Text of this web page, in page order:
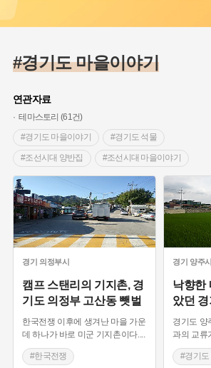
#인천 #외성 #허준 #농업
#황해도
#조선역사 #대한애국부인회
#왕건 #전라남도 지명유래 #목민관
#온라인 생활사박물관 #강동구 #제주도설화
#여성독립운동가 #조선시대 문신 #3.1운동
#김마리아 #여성 독립운동가 #28독립선언
#문화유산 #노원구 #마을 #전설
#경기도설화 #강서구 #공예품 #원호
#지명유래 #대한민국임시정부
#용인의 전설 #끈기 #산성 #동화
#의병활동 #영산포 #수령 #부산
#남자현
#경기도 마을이야기
연관자료
테마스토리 (61건)
#경기도 마을이야기
#경기도 석물
#조선시대 양반집 #조선시대 마을이야기
#시흥 가볼만한곳 #근대문화유산 #도당제
#임진왜란 #용인 설화 #공원
#평택 가볼만한곳 #종가 #종갓집 #섬
#안산 가볼만한곳 #우물 #경기도 샘과 우물
#옛길 #전통문화 #조선시대
#전통시장 #예능프로그램과 시장 #경기도
#명당 설화 #과천 지명유래 #경기도 지명유
#의정부 지명유래 #삼국시대 마을이야기 #
#폐광 #자연공간 #동네공원
경기 의정부시
캠프 스탠리의 기지촌, 경
기도 의정부 고산동 뺏벌
한국전쟁 이후에 생겨난 마을 가운
데 하나가 바로 미군 기지촌이다.
#한국전쟁
경기 양주시
낙향한
았던 경
경기도 양
과의 교류
#경기도